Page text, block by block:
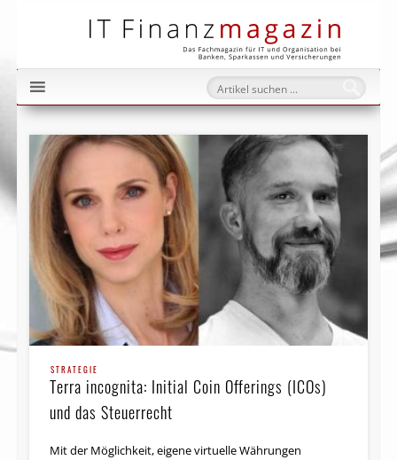
STRATEGIE
Terra incognita: Initial Coin Offerings (ICOs)
und das Steuerrecht
Mit der Möglichkeit, eigene virtuelle Währungen